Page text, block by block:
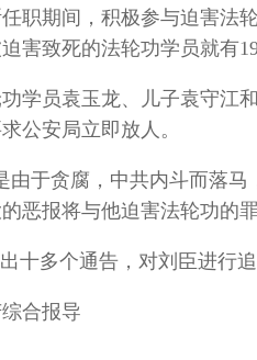
职期间，积极参与迫害法
害致死的法轮功学员就有19
学员袁玉龙、儿子袁守江
公安局立即放人。
由于贪腐，中共内斗而落
恶报将与他迫害法轮功的
十多个通告，对刘臣进行追
合报导